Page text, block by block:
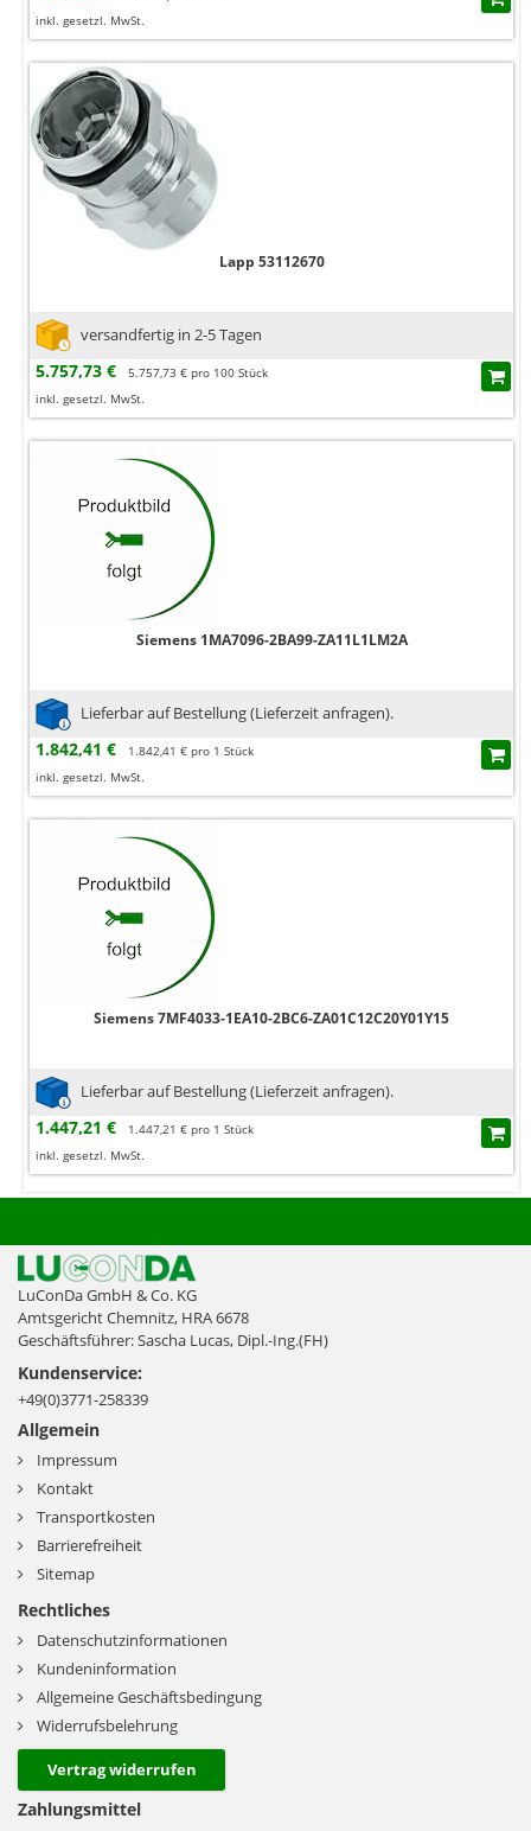
inkl. gesetzl. MwSt.
Lapp 53112670
versandfertig in 2-5 Tagen
5.757,73 €
5.757,73 € pro 100 Stück
inkl. gesetzl. MwSt.
Siemens 1MA7096-2BA99-ZA11L1LM2A
Lieferbar auf Bestellung (Lieferzeit anfragen).
1.842,41 €
1.842,41 € pro 1 Stück
inkl. gesetzl. MwSt.
Siemens 7MF4033-1EA10-2BC6-ZA01C12C20Y01Y15
Lieferbar auf Bestellung (Lieferzeit anfragen).
1.447,21 €
1.447,21 € pro 1 Stück
inkl. gesetzl. MwSt.
LuConDa GmbH & Co. KG
Amtsgericht Chemnitz, HRA 6678
Geschäftsführer: Sascha Lucas, Dipl.-Ing.(FH)
Kundenservice:
+49(0)3771-258339
Allgemein
Impressum
Kontakt
Transportkosten
Barrierefreiheit
Sitemap
Rechtliches
Datenschutzinformationen
Kundeninformation
Allgemeine Geschäftsbedingung
Widerrufsbelehrung
Vertrag widerrufen
Zahlungsmittel